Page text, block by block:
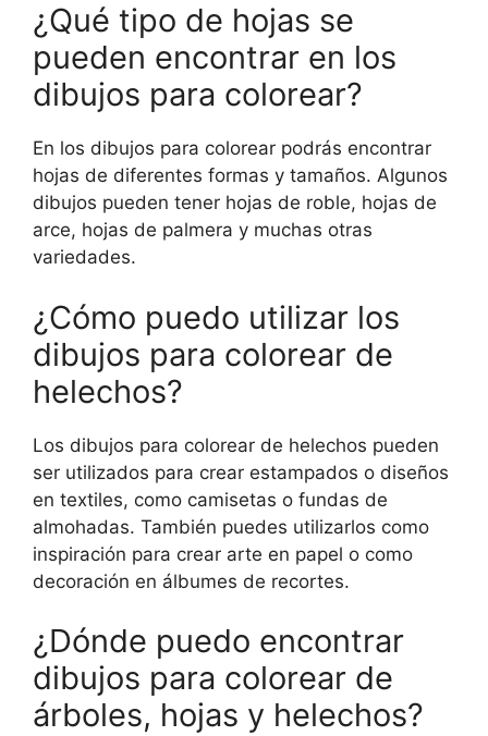
¿Qué tipo de hojas se
pueden encontrar en los
dibujos para colorear?
En los dibujos para colorear podrás encontrar
hojas de diferentes formas y tamaños. Algunos
dibujos pueden tener hojas de roble, hojas de
arce, hojas de palmera y muchas otras
variedades.
¿Cómo puedo utilizar los
dibujos para colorear de
helechos?
Los dibujos para colorear de helechos pueden
ser utilizados para crear estampados o diseños
en textiles, como camisetas o fundas de
almohadas. También puedes utilizarlos como
inspiración para crear arte en papel o como
decoración en álbumes de recortes.
¿Dónde puedo encontrar
dibujos para colorear de
árboles, hojas y helechos?